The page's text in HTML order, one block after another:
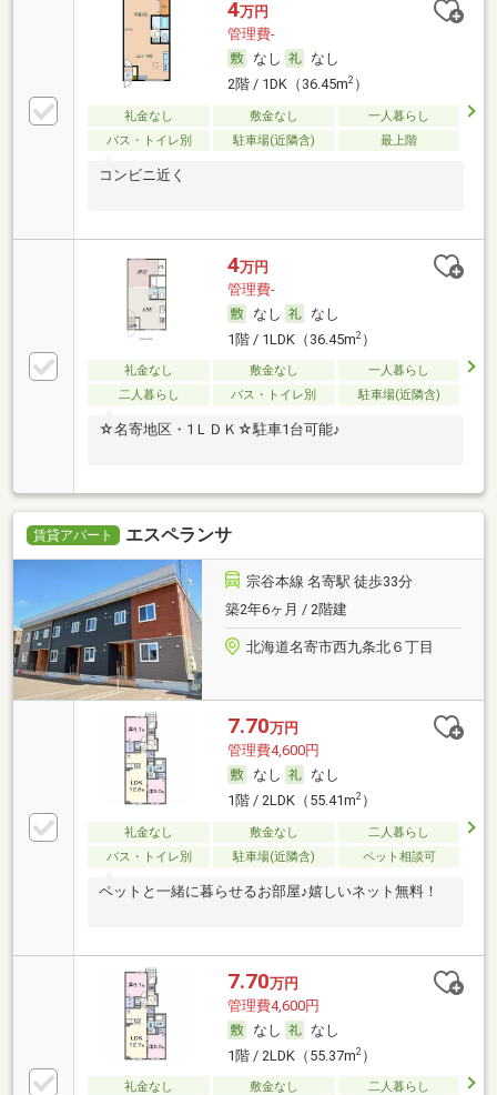
4万円
管理費-
なし
なし
2階 / 1DK（36.45m2）
礼金なし 敷金なし
一人暮らし
バス・トイレ別
駐車場(近隣含) 最上階
コンビニ近く
4万円
管理費-
なし
なし
1階 / 1LDK（36.45m2）
礼金なし 敷金なし
一人暮らし
二人暮らし
バス・トイレ別 駐車場(近隣含)
☆名寄地区・1ＬＤＫ☆駐車1台可能♪
賃貸アパート エスペランサ
宗谷本線 名寄駅 徒歩33分
築2年6ヶ月 / 2階建
北海道名寄市西九条北６丁目
7.70万円
管理費4,600円
なし
なし
1階 / 2LDK（55.41m2）
礼金なし 敷金なし
二人暮らし
バス・トイレ別
駐車場(近隣含) ペット相談可
ペットと一緒に暮らせるお部屋♪嬉しいネット無料！
7.70万円
管理費4,600円
なし
なし
1階 / 2LDK（55.37m2）
礼金なし 敷金なし
二人暮らし